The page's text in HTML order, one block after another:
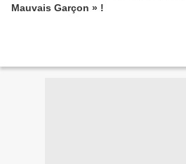
Mauvais Garçon » !